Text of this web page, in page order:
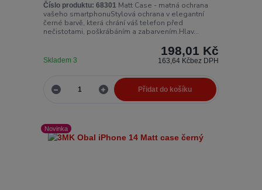
Číslo produktu: 68301Matt Case - matná ochrana
vašeho smartphonuStylová ochrana v elegantní
černé barvě, která chrání váš telefon před
nečistotami, poškrábáním a zabarvením.Hlav...
198,01 Kč
163,64 Kčbez DPH
Skladem 3
Přidat do košíku
Novinka